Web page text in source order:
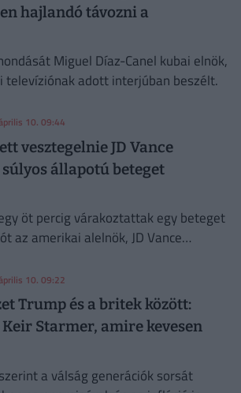
hajlandó távozni a
Miguel Díaz-Canel kubai elnök,
televíziónak adott interjúban beszélt.
10. 09:44
vesztegelnie JD Vance
állapotú beteget
öt percig várakoztattak egy beteget
az amerikai alelnök, JD Vance
10. 09:22
Trump és a britek között:
Starmer, amire kevesen
a válság generációk sorsát